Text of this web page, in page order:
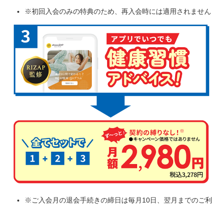
※初回入会のみの特典のため、再入会時には適用されません
※ご入会月の退会手続きの締日は毎月10日、翌月までのご利